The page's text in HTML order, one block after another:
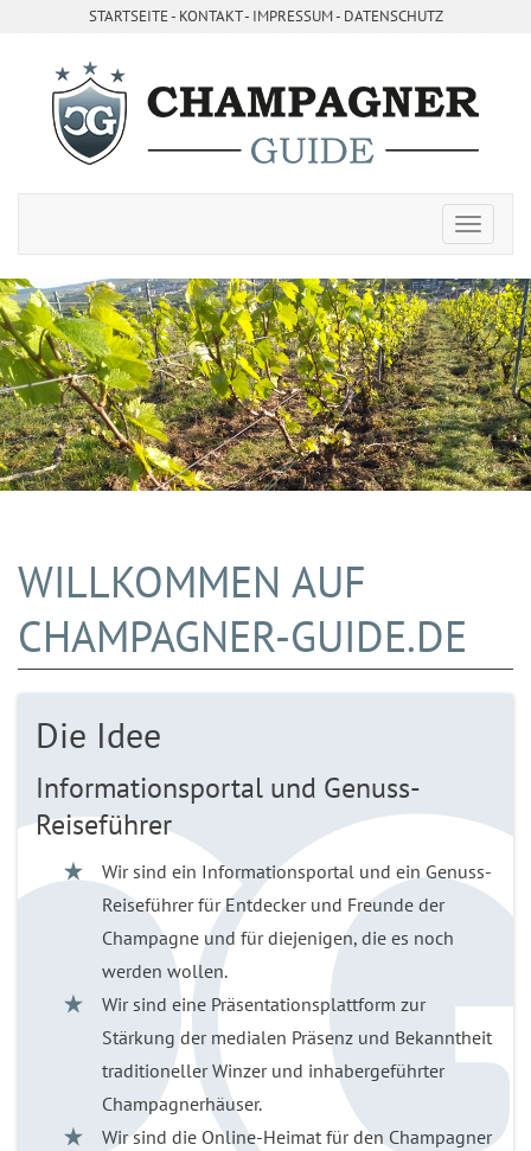
STARTSEITE- ­ KONTAKT- ­ IMPRESSUM- DATENSCHUTZ
WILLKOMMEN AUF
CHAMPAGNER-GUIDE.DE
Die Idee
Informationsportal und Genuss-
Reiseführer
Wir sind ein Informationsportal und ein Genuss-
Reiseführer für Entdecker und Freunde der
Champagne und für diejenigen, die es noch
werden wollen.
Wir sind eine Präsentationsplattform zur
Stärkung der medialen Präsenz und Bekanntheit
traditioneller Winzer und inhabergeführter
Champagnerhäuser.
Wir sind die Online-Heimat für den Champagner